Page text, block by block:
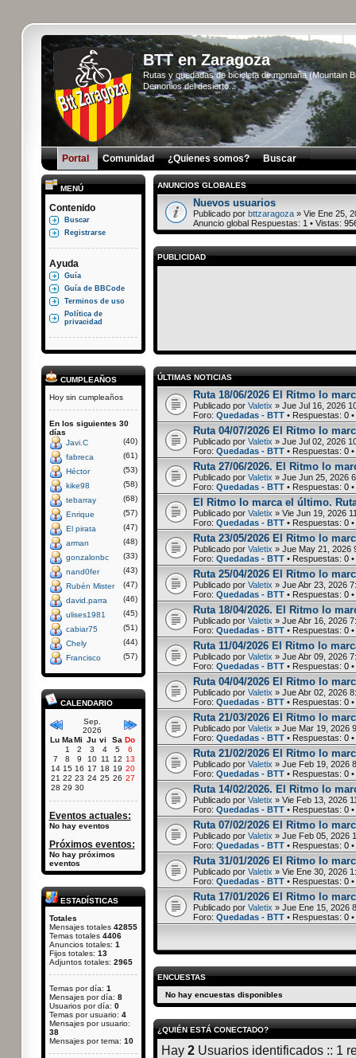
BTT en Zaragoza
Rutas y quedadas de bicicleta de montaña (Mountain
Demonios del desierto...
Portal Comunidad ¿Quienes somos? Buscar
MENÚ
Contenido
Buscar
Registrarse
Ayuda
Guía
Guía de BBCode
Terminos de uso
Política de
privacidad
CUMPLEAÑOS
Hoy sin cumpleaños
En los siguientes 30
días
Javi.C
(40)
fabreca
(61)
Héctor
(53)
kike98
(58)
tebarray
(68)
Enrique
(57)
El pirata
(47)
arman
(48)
gonzalonbc
(33)
nand0fer
(43)
Rubén Mister
(47)
david.parra
(46)
ulises1981
(45)
cabiar75
(51)
Chely
(44)
Francisco
(57)
CALENDARIO
Sep.
2026
Lu MaMi Ju vi Sa Do
1
2 3 4 5
6
7
8 9 10 11 12 13
14 15 16 17 18 19 20
21 22 23 24 25 26 27
28 29 30
Eventos actuales:
No hay eventos
Próximos eventos:
No hay próximos
eventos
ESTADÍSTICAS
Totales
Mensajes totales 42855
Temas totales 4406
Anuncios totales: 1
Fijos totales: 13
Adjuntos totales: 2965
Temas por día: 1
Mensajes por día: 8
Usuarios por día: 0
Temas por usuario: 4
Mensajes por usuario:
38
Mensajes por tema: 10
ANUNCIOS GLOBALES
Nuevos usuarios
Publicado por bttzaragoza» Vie Ene 25,
Anuncio global Respuestas: 1 • Vistas:
PUBLICIDAD
ÚLTIMAS NOTICIAS
Ruta 18/06/2026 El Ritmo lo
Publicado por Valetix » Jue Jul 16, 2026
Foro: Quedadas - BTT• Respuestas: 0•
Ruta 04/07/2026 El Ritmo lo
Publicado por Valetix » Jue Jul 02, 2026
Foro: Quedadas - BTT• Respuestas: 0•
Ruta 27/06/2026. El Ritmo lo
Publicado por Valetix » Jue Jun 25, 2026
Foro: Quedadas - BTT• Respuestas: 0•
El Ritmo lo marca el último.
Publicado por Valetix » Vie Jun 19, 2026
Foro: Quedadas - BTT• Respuestas: 0•
Ruta 23/05/2026 El Ritmo lo
Publicado por Valetix » Jue May 21, 2026
Foro: Quedadas - BTT• Respuestas: 0•
Ruta 25/04/2026 El Ritmo lo
Publicado por Valetix » Jue Abr 23, 2026
Foro: Quedadas - BTT• Respuestas: 0•
Ruta 18/04/2026. El Ritmo lo
Publicado por Valetix » Jue Abr 16, 2026
Foro: Quedadas - BTT• Respuestas: 0•
Ruta 11/04/2026 El Ritmo lo
Publicado por Valetix » Jue Abr 09, 2026
Foro: Quedadas - BTT• Respuestas: 0•
Ruta 04/04/2026 El Ritmo lo
Publicado por Valetix » Jue Abr 02, 2026
Foro: Quedadas - BTT• Respuestas: 0•
Ruta 21/03/2026 El Ritmo lo
Publicado por Valetix » Jue Mar 19, 2026
Foro: Quedadas - BTT• Respuestas: 0•
Ruta 21/02/2026 El Ritmo lo
Publicado por Valetix » Jue Feb 19, 2026
Foro: Quedadas - BTT• Respuestas: 0•
Ruta 14/02/2026. El Ritmo lo
Publicado por Valetix » Vie Feb 13, 2026
Foro: Quedadas - BTT• Respuestas: 0•
Ruta 07/02/2026 El Ritmo lo
Publicado por Valetix » Jue Feb 05, 2026
Foro: Quedadas - BTT• Respuestas: 0•
Ruta 31/01/2026 El Ritmo lo
Publicado por Valetix » Vie Ene 30, 2026
Foro: Quedadas - BTT• Respuestas: 0•
Ruta 17/01/2026 El Ritmo lo
Publicado por Valetix » Jue Ene 15, 2026
Foro: Quedadas - BTT• Respuestas: 0•
ENCUESTAS
No hay encuestas disponibles
¿QUIÉN ESTÁ CONECTADO?
Hay 2Usuarios identificados :: 1